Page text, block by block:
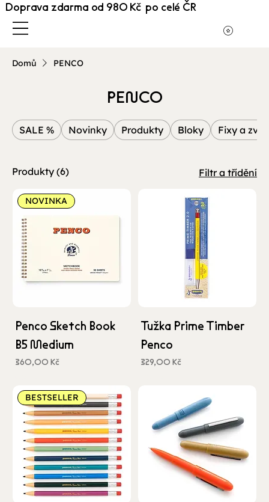
Doprava zdarma od 980 Kč po celé ČR
Domů PENCO
PENCO
SALE % Novinky Produkty Bloky Fixy a
Produkty (6) Filtr a třídění
NOVINKA
Penco Sketch Book
B5 Medium
Cena
360,00 Kč
Tužka Prime Timber
Penco
Cena
329,00 Kč
BESTSELLER